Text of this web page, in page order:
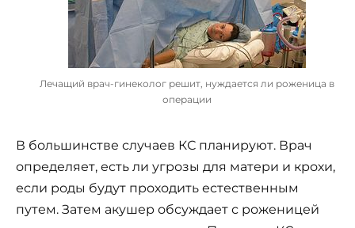
Лечащий врач-гинеколог решит, нуждается ли роженица в
операции
В большинстве случаев КС планируют. Врач
определяет, есть ли угрозы для матери и крохи,
если роды будут проходить естественным
путем. Затем акушер обсуждает с роженицей